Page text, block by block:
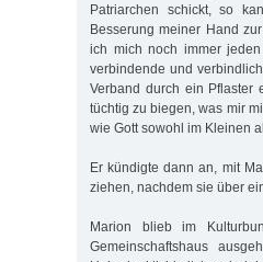
Patriarchen schickt, so
Besserung meiner Hand
ich mich noch immer
verbindende und
Verband durch ein Pflaster
tüchtig zu biegen, was mir
wie Gott sowohl im Kleinen
Er kündigte dann an, mit
ziehen, nachdem sie über
Marion blieb im
Gemeinschaftshaus